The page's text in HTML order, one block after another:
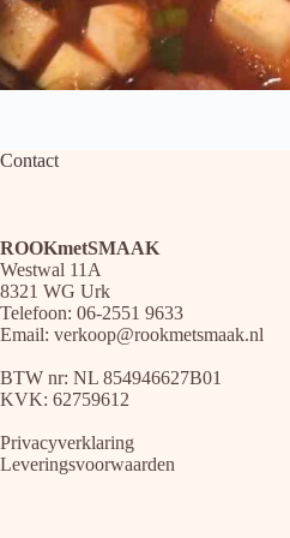
Contact
ROOKmetSMAAK
Westwal 11A
8321 WG Urk
Telefoon: 06-2551 9633
Email: verkoop@rookmetsmaak.nl
BTW nr: NL 854946627B01
KVK: 62759612
Privacyverklaring
Leveringsvoorwaarden